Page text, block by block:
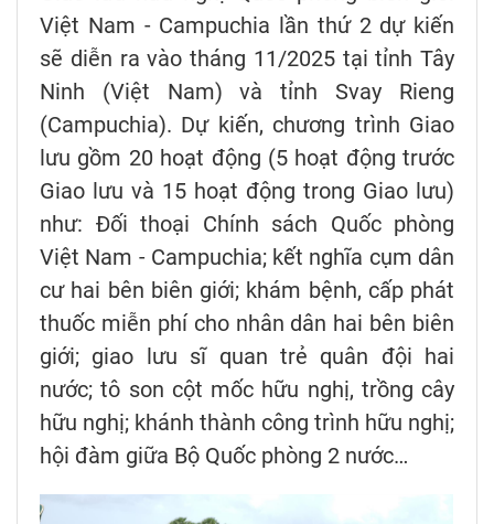
Việt Nam - Campuchia lần thứ 2 dự kiến
sẽ diễn ra vào tháng 11/2025 tại tỉnh Tây
Ninh (Việt Nam) và tỉnh Svay Rieng
(Campuchia). Dự kiến, chương trình Giao
lưu gồm 20 hoạt động (5 hoạt động trước
Giao lưu và 15 hoạt động trong Giao lưu)
như: Đối thoại Chính sách Quốc phòng
Việt Nam - Campuchia; kết nghĩa cụm dân
cư hai bên biên giới; khám bệnh, cấp phát
thuốc miễn phí cho nhân dân hai bên biên
giới; giao lưu sĩ quan trẻ quân đội hai
nước; tô son cột mốc hữu nghị, trồng cây
hữu nghị; khánh thành công trình hữu nghị;
hội đàm giữa Bộ Quốc phòng 2 nước…